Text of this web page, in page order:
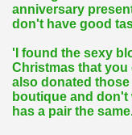
anniversary
don't have good
'I found the sexy
Christmas that you
also donated
boutique and don't
has a pair the